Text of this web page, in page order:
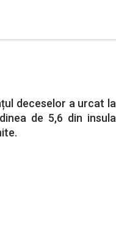
deceselor a urcat la
de 5,6 din insula